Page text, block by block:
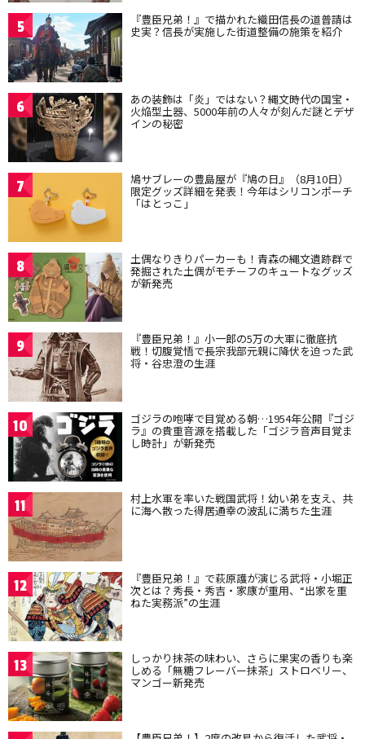
5 『豊臣兄弟！』で描かれた織田信長の道普請は
史実？信長が実施した街道整備の施策を紹介
6 あの装飾は「炎」ではない？縄文時代の国宝・
火焔型土器、5000年前の人々が刻んだ謎とデザ
インの秘密
7 鳩サブレーの豊島屋が『鳩の日』（8月10日）
限定グッズ詳細を発表！今年はシリコンポーチ
「はとっこ」
8 土偶なりきりパーカーも！青森の縄文遺跡群で
発掘された土偶がモチーフのキュートなグッズ
が新発売
9 『豊臣兄弟！』小一郎の5万の大軍に徹底抗
戦！切腹覚悟で長宗我部元親に降伏を迫った武
将・谷忠澄の生涯
10 ゴジラの咆哮で目覚める朝…1954年公開『ゴジ
ラ』の貴重音源を搭載した「ゴジラ音声目覚ま
し時計」が新発売
11 村上水軍を率いた戦国武将！幼い弟を支え、共
に海へ散った得居通幸の波乱に満ちた生涯
12 『豊臣兄弟！』で萩原護が演じる武将・小堀正
次とは？秀長・秀吉・家康が重用、“出家を重
ねた実務派”の生涯
13 しっかり抹茶の味わい、さらに果実の香りも楽
しめる「無糖フレーバー抹茶」ストロベリー、
マンゴー新発売